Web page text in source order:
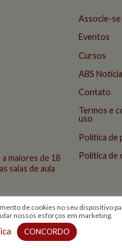
maiores de 18
salas de aula
Associe-se
Eventos
Cursos
ABS
Contato
Termos e
uso
Política de
Política de
reservados - ABS Rio
Conceito Comunicação Integrada
de cookies no seu dispositivo
nossos esforços em marketing.
CONCORDO